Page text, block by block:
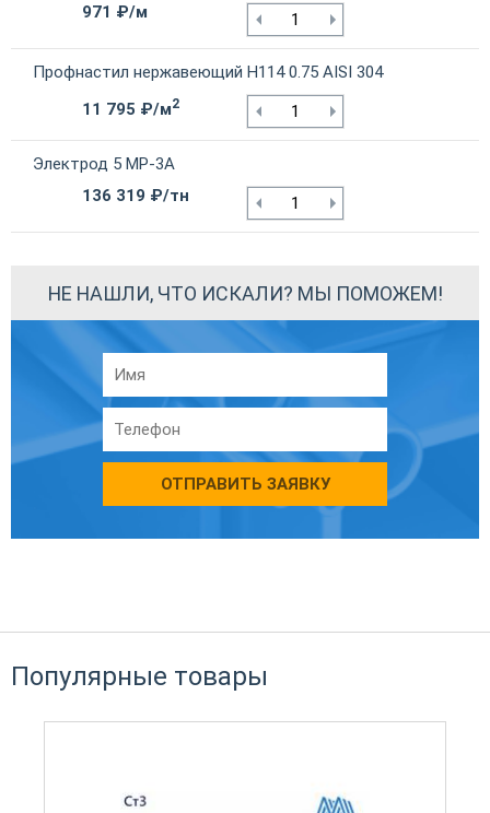
971 ₽/м
Профнастил нержавеющий Н114 0.75 AISI 304
11 795 ₽/м2
Электрод 5 МР-3А
136 319 ₽/тн
НЕ НАШЛИ, ЧТО ИСКАЛИ? МЫ ПОМОЖЕМ!
ОТПРАВИТЬ ЗАЯВКУ
Популярные товары